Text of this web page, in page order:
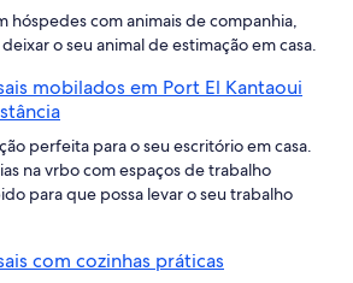
hóspedes com animais de companhia,
o seu animal de estimação em casa.
mobilados em Port El Kantaoui
perfeita para o seu escritório em casa.
na vrbo com espaços de trabalho
para que possa levar o seu trabalho
com cozinhas práticas